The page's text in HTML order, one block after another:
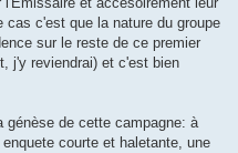
cas c'est que la nature du groupe
sur le reste de ce premier
j'y reviendrai) et c'est bien
génèse de cette campagne: à
courte et haletante, une